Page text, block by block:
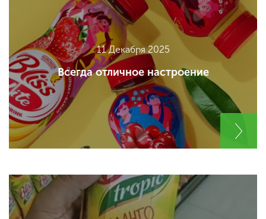
11 Декабря 2025
Всегда отличное настроение